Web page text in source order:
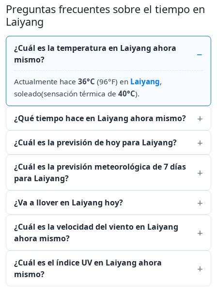
Preguntas frecuentes sobre el tiempo en
Laiyang
¿Cuál es la temperatura en Laiyang ahora
mismo?
Actualmente hace 36°C (96°F) en Laiyang,
soleado(sensación térmica de 40°C).
¿Qué tiempo hace en Laiyang ahora mismo?
¿Cuál es la previsión de hoy para Laiyang?
¿Cuál es la previsión meteorológica de 7 días
para Laiyang?
¿Va a llover en Laiyang hoy?
¿Cuál es la velocidad del viento en Laiyang
ahora mismo?
¿Cuál es el índice UV en Laiyang ahora
mismo?